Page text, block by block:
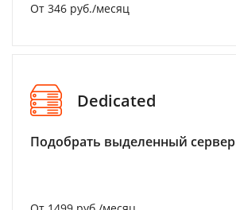
От 346 руб./месяц
Dedicated
Подобрать выделенный сервер